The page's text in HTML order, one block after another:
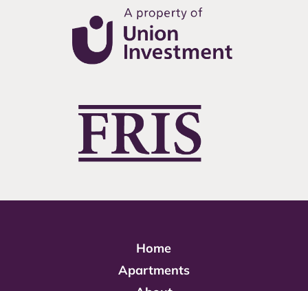
Home
Apartments